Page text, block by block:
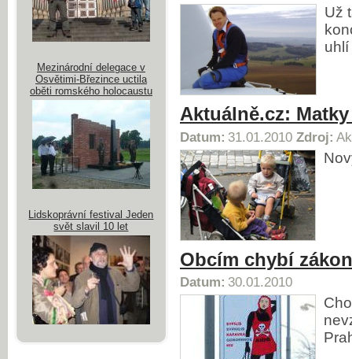
Už
uhlí
Aktuálně.cz:
Datum: 31.01.2010 Zdroj:
Obcím chybí
Datum: 30.01.2010
Mezinárodní delegace v
Osvětimi-Březince uctila
oběti romského holocaustu
Lidskoprávní festival Jeden
svět slavil 10 let